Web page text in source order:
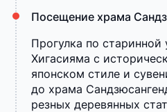
Посещение храма
Прогулка по старинной
Хигасияма с
японском стиле и
до храма
резных деревянных